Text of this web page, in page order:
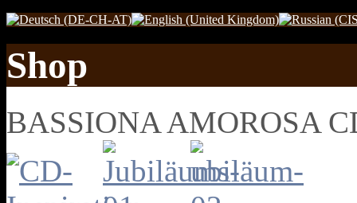
Shop
BASSIONA AMOROSA